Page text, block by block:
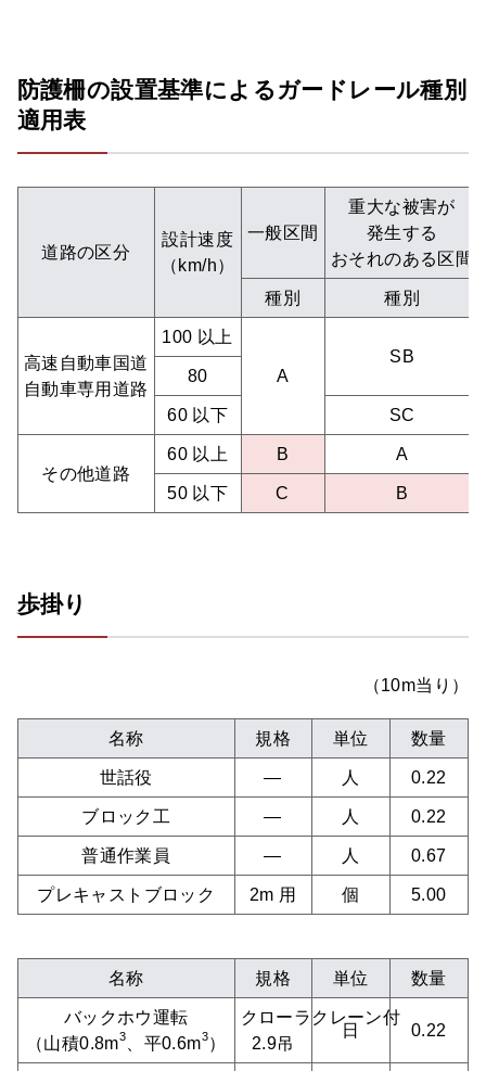
防護柵の設置基準によるガードレール種別
適用表
道路の区分
設計速度
（km/h）
一般区間
重大な被害が
発生する
おそれのある区間
種別 種別
高速自動車国道
自動車専用道路
100 以上
A
SB
80
60 以下 SC
その他道路
60 以上 B A
50 以下 C B
歩掛り
（10m当り）
名称 規格 単位 数量
世話役 ― 人 0.22
ブロック工 ― 人 0.22
普通作業員 ― 人 0.67
プレキャストブロック 2m 用 個 5.00
名称 規格 単位 数量
バックホウ運転
（山積0.8m3 、平0.6m3）
クローラクレーン付
2.9吊
日 0.22